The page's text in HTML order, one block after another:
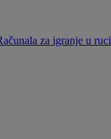
za igranje u ruci